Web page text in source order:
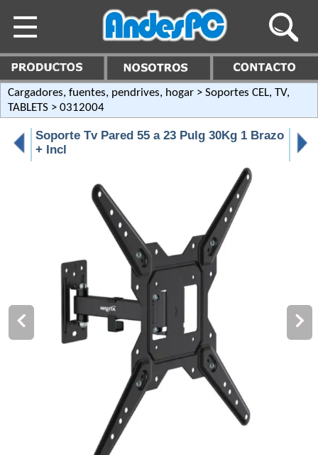
Cargadores, fuentes, pendrives, hogar > Soportes CEL, TV,
TABLETS > 0312004
Soporte Tv Pared 55 a 23 Pulg 30Kg 1 Brazo
+ Incl